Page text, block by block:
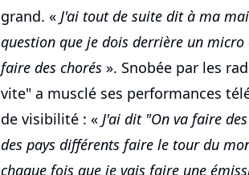
grand. « J'ai tout de suite dit à ma
question que je dois derrière un
faire des chorés ». Snobée par les
vite" a musclé ses performances
de visibilité : « J'ai dit "On va faire
des pays différents faire le tour du
chaque fois que je vais faire une